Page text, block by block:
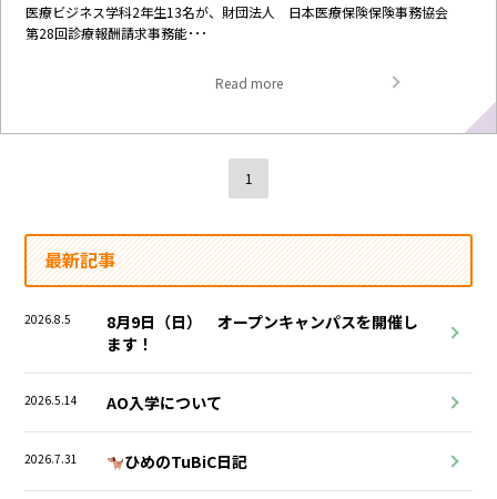
医療ビジネス学科2年生13名が、財団法人 日本医療保険保険事務協会
第28回診療報酬請求事務能･･･
Read more
1
最新記事
2026.8.5
8月9日（日） オープンキャンパスを開催し
ます！
2026.5.14 AO入学について
2026.7.31 ひめのTuBiC日記